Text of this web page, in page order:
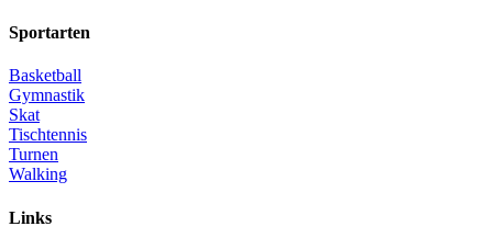
Sportarten
Basketball
Gymnastik
Skat
Tischtennis
Turnen
Walking
Links